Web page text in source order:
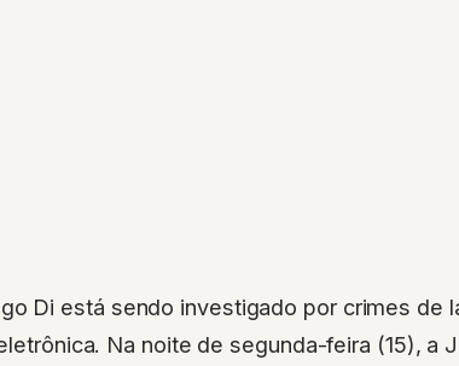
Di está sendo investigado por crimes de
Na noite de segunda-feira (15), a